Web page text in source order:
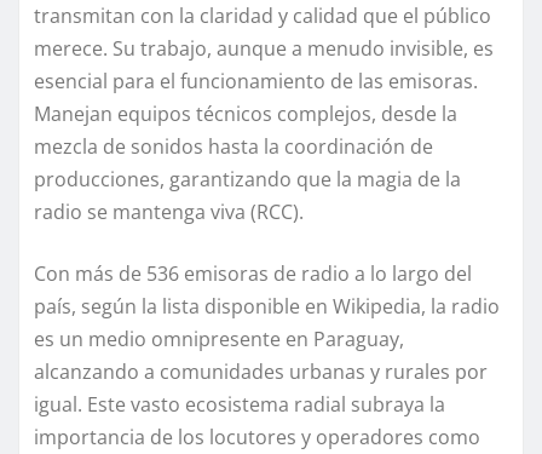
transmitan con la claridad y calidad que el público
merece. Su trabajo, aunque a menudo invisible, es
esencial para el funcionamiento de las emisoras.
Manejan equipos técnicos complejos, desde la
mezcla de sonidos hasta la coordinación de
producciones, garantizando que la magia de la
radio se mantenga viva (RCC).
Con más de 536 emisoras de radio a lo largo del
país, según la lista disponible en Wikipedia, la radio
es un medio omnipresente en Paraguay,
alcanzando a comunidades urbanas y rurales por
igual. Este vasto ecosistema radial subraya la
importancia de los locutores y operadores como